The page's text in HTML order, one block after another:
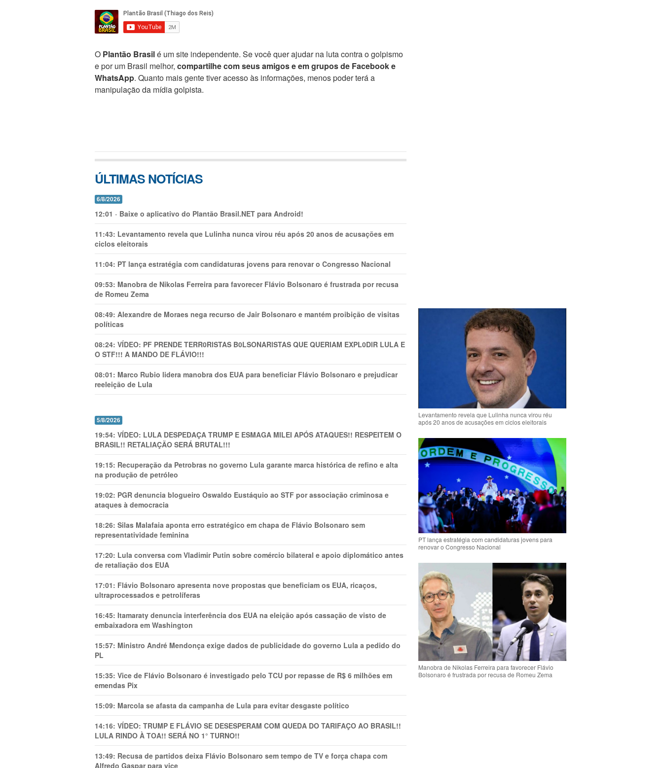
O Plantão Brasilé um site independente. Se você quer ajudar na luta contra o golpismo
e por um Brasil melhor, compartilhe com seus amigos e em grupos de Facebook e
WhatsApp. Quanto mais gente tiver acesso às informações, menos poder terá a
manipulação da mídia golpista.
ÚLTIMAS NOTÍCIAS
6/8/2026
12:01 - Baixe o aplicativo do Plantão Brasil.NET para Android!
11:43: Levantamento revela que Lulinha nunca virou réu após 20 anos de acusações em
ciclos eleitorais
11:04: PT lança estratégia com candidaturas jovens para renovar o Congresso Nacional
09:53: Manobra de Nikolas Ferreira para favorecer Flávio Bolsonaro é frustrada por recusa
de Romeu Zema
08:49: Alexandre de Moraes nega recurso de Jair Bolsonaro e mantém proibição de visitas
políticas
08:24: VÍDEO: PF PRENDE TERR0RlSTAS B0LSONARlSTAS QUE QUERIAM EXPL0DlR LULA E
O STF!!! A MANDO DE FLÁVIO!!!
08:01: Marco Rubio lidera manobra dos EUA para beneficiar Flávio Bolsonaro e prejudicar
reeleição de Lula
5/8/2026
19:54: VÍDEO: LULA DESPEDAÇA TRUMP E ESMAGA MILEI APÓS ATAQUES!! RESPEITEM O
BRASIL!! RETALIAÇÃO SERÁ BRUTAL!!!
19:15: Recuperação da Petrobras no governo Lula garante marca histórica de refino e alta
na produção de petróleo
19:02: PGR denuncia blogueiro Oswaldo Eustáquio ao STF por associação criminosa e
ataques à democracia
18:26: Silas Malafaia aponta erro estratégico em chapa de Flávio Bolsonaro sem
representatividade feminina
17:20: Lula conversa com Vladimir Putin sobre comércio bilateral e apoio diplomático antes
de retaliação dos EUA
17:01: Flávio Bolsonaro apresenta nove propostas que beneficiam os EUA, ricaços,
ultraprocessados e petrolíferas
16:45: Itamaraty denuncia interferência dos EUA na eleição após cassação de visto de
embaixadora em Washington
15:57: Ministro André Mendonça exige dados de publicidade do governo Lula a pedido do
PL
15:35: Vice de Flávio Bolsonaro é investigado pelo TCU por repasse de R$ 6 milhões em
emendas Pix
15:09: Marcola se afasta da campanha de Lula para evitar desgaste político
14:16: VÍDEO: TRUMP E FLÁVIO SE DESESPERAM COM QUEDA DO TARIFAÇO AO BRASIL!!
LULA RINDO À TOA!! SERÁ NO 1° TURNO!!
13:49: Recusa de partidos deixa Flávio Bolsonaro sem tempo de TV e força chapa com
Alfredo Gaspar para vice
Levantamento revela que Lulinha nunca virou réu
após 20 anos de acusações em ciclos eleitorais
PT lança estratégia com candidaturas jovens para
renovar o Congresso Nacional
Manobra de Nikolas Ferreira para favorecer Flávio
Bolsonaro é frustrada por recusa de Romeu Zema